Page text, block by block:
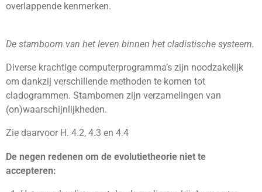
overlappende kenmerken.
De stamboom van het leven binnen het cladistische systeem.
Diverse krachtige computerprogramma’s zijn noodzakelijk
om dankzij verschillende methoden te komen tot
cladogrammen. Stambomen zijn verzamelingen van
(on)waarschijnlijkheden.
Zie daarvoor H. 4.2, 4.3 en 4.4
De negen redenen om de evolutietheorie niet te
accepteren: